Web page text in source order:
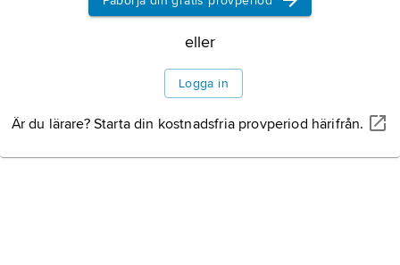
eller
Logga in
Är du lärare? Starta din kostnadsfria provperiod härifrån.